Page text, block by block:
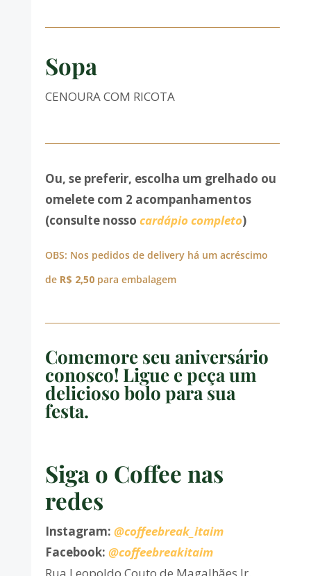
Sopa
CENOURA COM RICOTA
Ou, se preferir, escolha um grelhado ou
omelete com 2 acompanhamentos
(consulte nosso cardápio completo)
OBS: Nos pedidos de delivery há um acréscimo
de R$ 2,50para embalagem
Comemore seu aniversário
conosco! Ligue e peça um
delicioso bolo para sua
festa.
Siga o Coffee nas
redes
Instagram: @coffeebreak_itaim
Facebook: @coffeebreakitaim